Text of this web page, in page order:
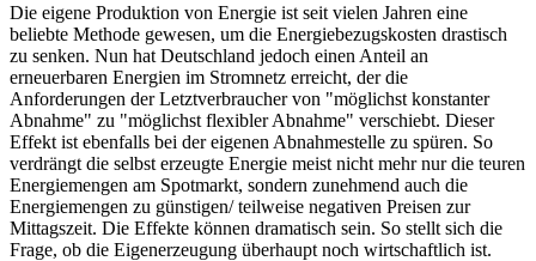
Die eigene Produktion von Energie ist seit vielen Jahren eine
beliebte Methode gewesen, um die Energiebezugskosten drastisch
zu senken. Nun hat Deutschland jedoch einen Anteil an
erneuerbaren Energien im Stromnetz erreicht, der die
Anforderungen der Letztverbraucher von "möglichst konstanter
Abnahme" zu "möglichst flexibler Abnahme" verschiebt. Dieser
Effekt ist ebenfalls bei der eigenen Abnahmestelle zu spüren. So
verdrängt die selbst erzeugte Energie meist nicht mehr nur die teuren
Energiemengen am Spotmarkt, sondern zunehmend auch die
Energiemengen zu günstigen/ teilweise negativen Preisen zur
Mittagszeit. Die Effekte können dramatisch sein. So stellt sich die
Frage, ob die Eigenerzeugung überhaupt noch wirtschaftlich ist.